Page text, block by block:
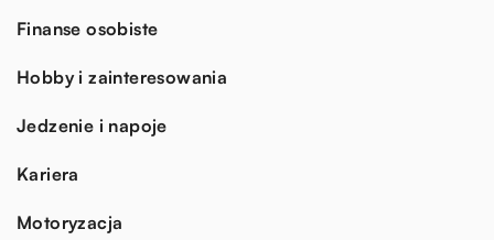
Finanse osobiste
Hobby i zainteresowania
Jedzenie i napoje
Kariera
Motoryzacja